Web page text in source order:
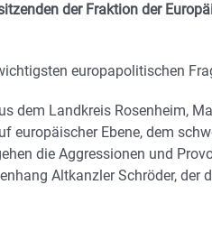
der Fraktion der
europapolitischen
dem Landkreis Rosenheim,
europäischer Ebene, dem
die Aggressionen und
Altkanzler Schröder, der